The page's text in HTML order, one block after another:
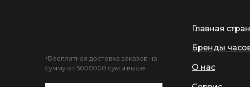
Главная
Бренды
О нас
¹Бесплатная доставка заказов на
сумму от 5000000 сум и выше.